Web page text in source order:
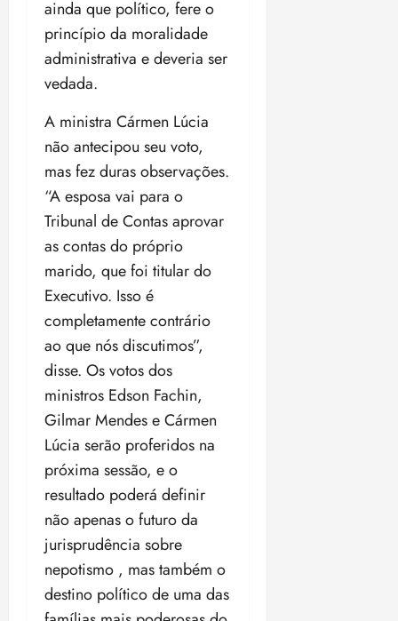
ainda que político, fere o
princípio da moralidade
administrativa e deveria ser
vedada.
A ministra Cármen Lúcia
não antecipou seu voto,
mas fez duras observações.
“A esposa vai para o
Tribunal de Contas aprovar
as contas do próprio
marido, que foi titular do
Executivo. Isso é
completamente contrário
ao que nós discutimos”,
disse. Os votos dos
ministros Edson Fachin,
Gilmar Mendes e Cármen
Lúcia serão proferidos na
próxima sessão, e o
resultado poderá definir
não apenas o futuro da
jurisprudência sobre
nepotismo , mas também o
destino político de uma das